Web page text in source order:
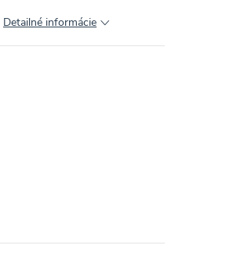
Detailné informácie